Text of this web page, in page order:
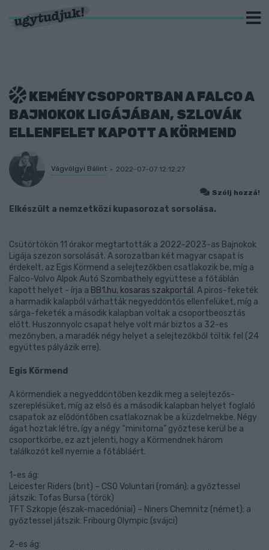
KEMÉNY CSOPORTBAN A FALCO A
BAJNOKOK LIGÁJÁBAN, SZLOVÁK
ELLENFELET KAPOTT A KÖRMEND
Vágvölgyi Bálint 2022-07-07 12:12:27
Szólj hozzá!
Elkészült a nemzetközi kupasorozat sorsolása.
Csütörtökön 11 órakor megtartották a 2022-2023-as Bajnokok
Ligája szezon sorsolását. A sorozatban két magyar csapat is
érdekelt, az Egis Körmend a selejtezőkben csatlakozik be, míg a
Falco-Volvo Alpok Autó Szombathely együttese a főtáblán
kapott helyet - írja a BB1.hu, kosaras szakportál . A piros-feketék
a harmadik kalapból várhatták negyeddöntős ellenfelüket, míg a
sárga-feketék a második kalapban voltak a csoportbeosztás
előtt. Huszonnyolc csapat helye volt már biztos a 32-es
mezőnyben, a maradék négy helyet a selejtezőkből töltik fel (24
együttes pályázik erre).
Egis Körmend
A körmendiek a negyeddöntőben kezdik meg a selejtezős-
szereplésüket, míg az első és a második kalapban helyet foglaló
csapatok az elődöntőben csatlakoznak be a küzdelmekbe. Négy
ágat hoztak létre, így a négy “minitorna” győztese kerül be a
csoportkörbe, ez azt jelenti, hogy a Körmendnek három
találkozót kell nyernie a főtábláért.
1-es ág:
Leicester Riders (brit) – CSO Voluntari (román); a győztessel
játszik: Tofas Bursa (török)
TFT Szkopje (észak-macedóniai) – Niners Chemnitz (német); a
győztessel játszik: Fribourg Olympic (svájci)
2-es ág: